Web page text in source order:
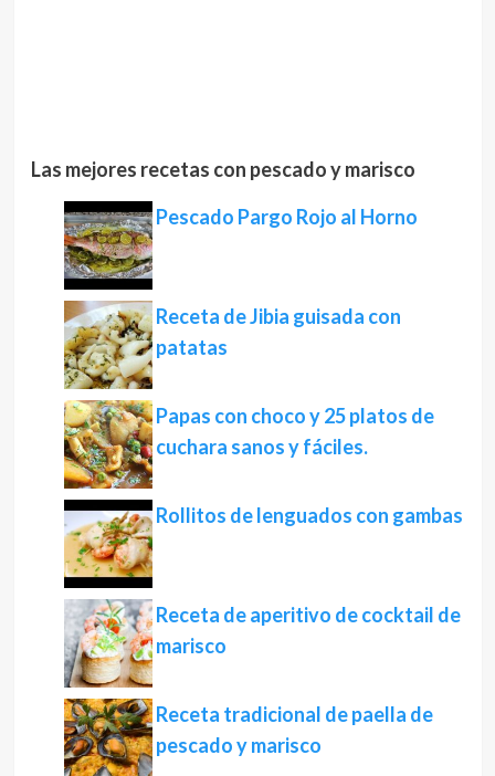
Las mejores recetas con pescado y marisco
Pescado Pargo Rojo al Horno
Receta de Jibia guisada con
patatas
Papas con choco y 25 platos de
cuchara sanos y fáciles.
Rollitos de lenguados con gambas
Receta de aperitivo de cocktail de
marisco
Receta tradicional de paella de
pescado y marisco